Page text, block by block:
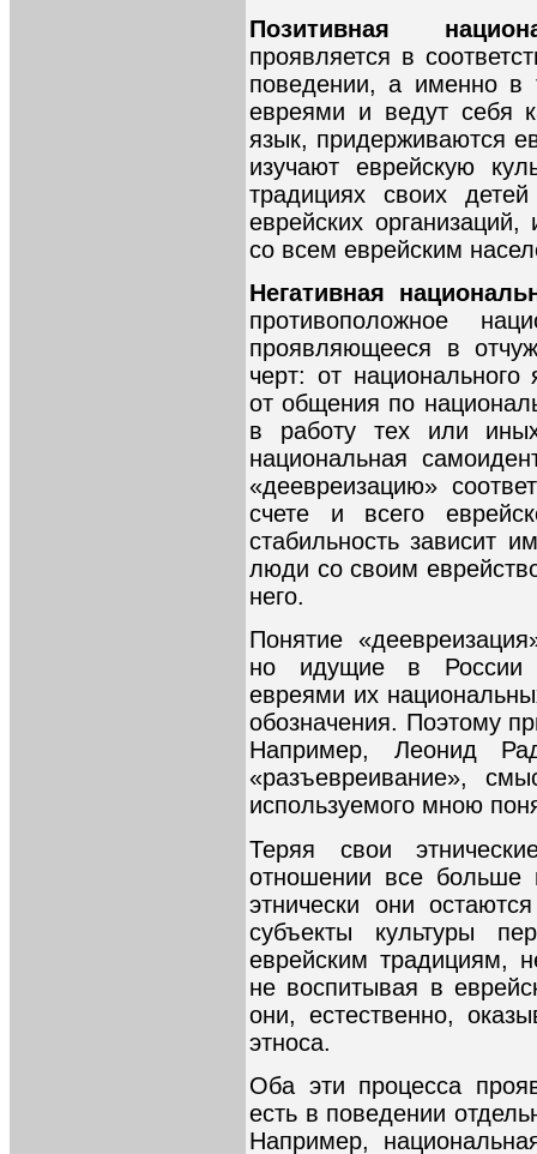
Позитивная
проявляется в
поведении, а именно в
евреями и ведут себя
язык, придерживаются
изучают еврейскую
традициях своих
еврейских
со всем еврейским
Негативная
противоположное
проявляющееся в
черт: от
от общения по
в работу тех или иных
национальная
«деевреизацию»
счете и всего
стабильность зависит
люди со своим
него.
Понятие
но идущие в России
евреями их
обозначения. Поэтому
Например, Леонид
«разъевреивание»,
используемого мною
Теряя свои
отношении все больше
этнически они
субъекты культуры
еврейским традициям,
не воспитывая в
они, естественно,
этноса.
Оба эти процесса
есть в поведении
Например,